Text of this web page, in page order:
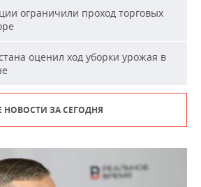
ограничили проход торговых
оценил ход уборки урожая в
НОВОСТИ ЗА СЕГОДНЯ